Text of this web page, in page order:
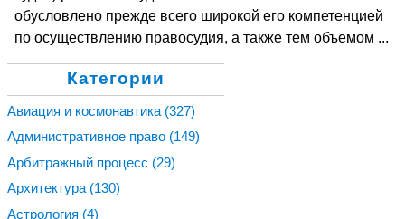
обусловлено прежде всего широкой его компетенцией
по осуществлению правосудия, а также тем объемом ...
Категории
Авиация и космонавтика (327)
Административное право (149)
Арбитражный процесс (29)
Архитектура (130)
Астрология (4)